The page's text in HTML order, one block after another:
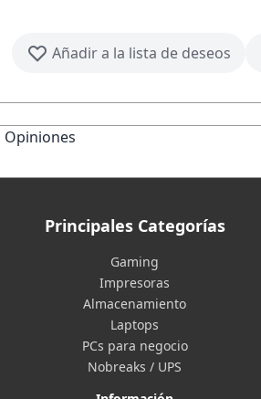
Añadir a la lista de deseos
Opiniones
Principales Categorías
Gaming
Impresoras
Almacenamiento
Laptops
PCs para negocio
Nobreaks / UPS